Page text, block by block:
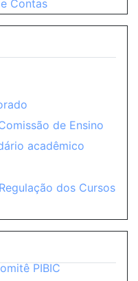
Contas
de Ensino
acadêmico
Regulação dos Cursos
PIBIC